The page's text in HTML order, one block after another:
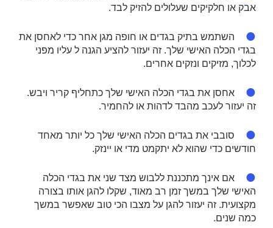
אבק או חלקיקים שעלולים להזיק לבד.
השתמש בתיק בגדים או חופה מגן אחר כדי לאחסן את
בגדי הכלה האישי שלך. זה יעזור להציע הגנה ל עליו מפני
לכלוך, מזיקים ונזקים אחרים.
אחסן את בגדי הכלה האישי שלך כתחליף קריר ויבש.
זה יעזור לעכב מהבד לדהות או להחמיר.
סובבי את בגדים הכלה האישי שלך כל יותר מאחד
חודשים כדי שהוא לא יתקמט מדי או יינזק.
אם אינך מתכננת ללבוש מצד שני את בגדי הכלה
האישי שלך במשך זמן רב מאוד, שקלו להגן אותו בצורה
מקצועית. זה יעזור להגן על מצבו הכי טוב שאפשר במשך
כמה שנים.